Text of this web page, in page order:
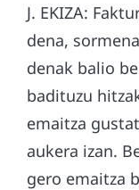
J. EKIZA:
dena,
denak balio
badituzu
emaitza
aukera izan.
gero emaitza